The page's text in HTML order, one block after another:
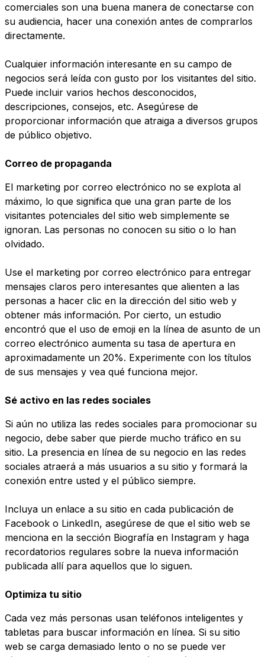
comerciales son una buena manera de conectarse con
su audiencia, hacer una conexión antes de comprarlos
directamente.
Cualquier información interesante en su campo de
negocios será leída con gusto por los visitantes del sitio.
Puede incluir varios hechos desconocidos,
descripciones, consejos, etc. Asegúrese de
proporcionar información que atraiga a diversos grupos
de público objetivo.
Correo de propaganda
El marketing por correo electrónico no se explota al
máximo, lo que significa que una gran parte de los
visitantes potenciales del sitio web simplemente se
ignoran. Las personas no conocen su sitio o lo han
olvidado.
Use el marketing por correo electrónico para entregar
mensajes claros pero interesantes que alienten a las
personas a hacer clic en la dirección del sitio web y
obtener más información. Por cierto, un estudio
encontró que el uso de emoji en la línea de asunto de un
correo electrónico aumenta su tasa de apertura en
aproximadamente un 20%. Experimente con los títulos
de sus mensajes y vea qué funciona mejor.
Sé activo en las redes sociales
Si aún no utiliza las redes sociales para promocionar su
negocio, debe saber que pierde mucho tráfico en su
sitio. La presencia en línea de su negocio en las redes
sociales atraerá a más usuarios a su sitio y formará la
conexión entre usted y el público siempre.
Incluya un enlace a su sitio en cada publicación de
Facebook o LinkedIn, asegúrese de que el sitio web se
menciona en la sección Biografía en Instagram y haga
recordatorios regulares sobre la nueva información
publicada allí para aquellos que lo siguen.
Optimiza tu sitio
Cada vez más personas usan teléfonos inteligentes y
tabletas para buscar información en línea. Si su sitio
web se carga demasiado lento o no se puede ver